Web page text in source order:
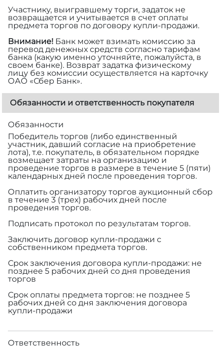
Участнику, выигравшему торги, задаток не
возвращается и учитывается в счет оплаты
предмета торгов по договору купли-продажи.
Внимание! Банк может взимать комиссию за
перевод денежных средств согласно тарифам
банка (какую именно уточняйте, пожалуйста, в
своем банке). Возврат задатка физическому
лицу без комиссии осуществляется на карточку
ОАО «Сбер Банк».
Обязанности и ответственность покупателя
Обязанности
Победитель торгов (либо единственный
участник, давший согласие на приобретение
лота), т.е. покупатель, в обязательном порядке
возмещает затраты на организацию и
проведение торгов в размере в течение 5 (пяти)
календарных дней после проведения торгов.
Оплатить организатору торгов аукционный сбор
в течение 3 (трех) рабочих дней после
проведения торгов.
Подписать протокол по результатам торгов.
Заключить договор купли-продажи с
собственником предмета торгов.
Срок заключения договора купли-продажи: не
позднее 5 рабочих дней со дня проведения
торгов
Срок оплаты предмета торгов: не позднее 5
рабочих дней со дня заключения договора
купли-продажи
Ответственность